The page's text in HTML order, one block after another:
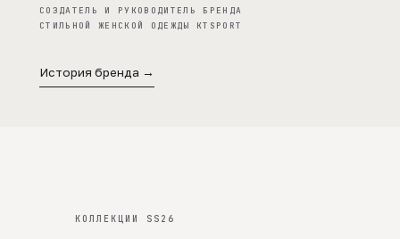
СОЗДАТЕЛЬ И РУКОВОДИТЕЛЬ БРЕНДА
СТИЛЬНОЙ ЖЕНСКОЙ ОДЕЖДЫ KTSPORT
История бренда →
КОЛЛЕКЦИИ SS26